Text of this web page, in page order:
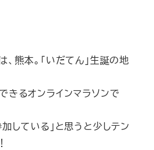
熊本。「いだてん」生誕の地
きるオンラインマラソンで
している」と思うと少しテン